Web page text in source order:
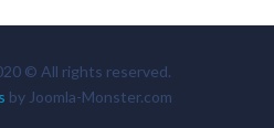
© All rights reserved.
by Joomla-Monster.com